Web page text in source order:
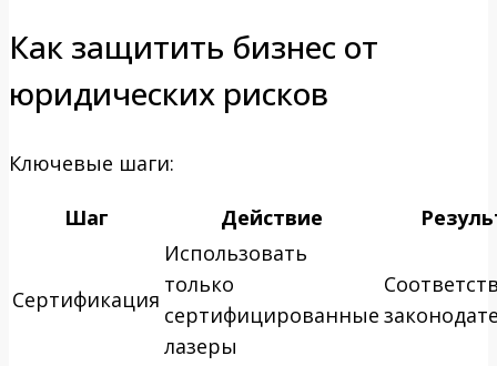
Как защитить бизнес от
юридических рисков
Ключевые шаги:
Шаг Действие
Сертификация
Использовать
только
сертифицированные
лазеры